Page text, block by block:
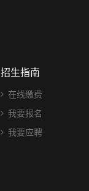
招生指南
在线缴费
我要报名
我要应聘